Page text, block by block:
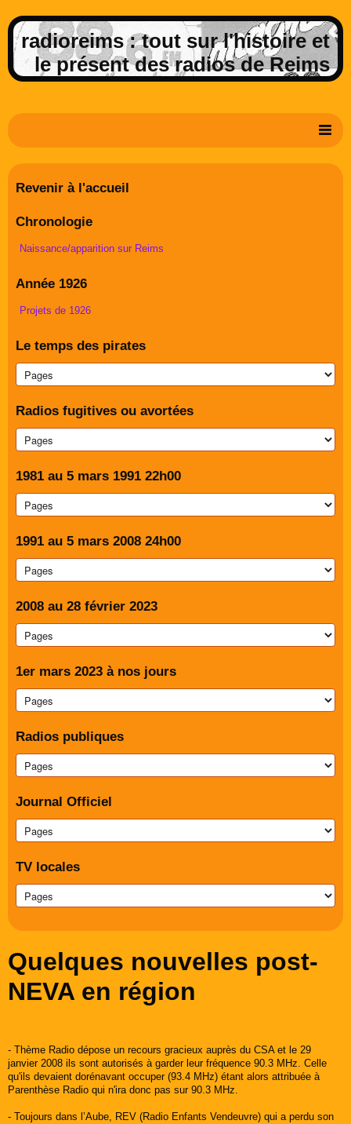
radioreims : tout sur l'histoire et
le présent des radios de Reims
Derniers potins de la FM rémoise
Livre d'or
Contact
Album Photos
Revenir à l'accueil
Chronologie
Naissance/apparition sur Reims
Année 1926
Projets de 1926
Le temps des pirates
Radios fugitives ou avortées
1981 au 5 mars 1991 22h00
1991 au 5 mars 2008 24h00
2008 au 28 février 2023
1er mars 2023 à nos jours
Radios publiques
Journal Officiel
TV locales
Quelques nouvelles post-
NEVA en région
- Thème Radio dépose un recours gracieux auprès du CSA et le 29
janvier 2008 ils sont autorisés à garder leur fréquence 90.3 MHz. Celle
qu'ils devaient dorénavant occuper (93.4 MHz) étant alors attribuée à
Parenthèse Radio qui n'ira donc pas sur 90.3 MHz.
- Toujours dans l’Aube, REV (Radio Enfants Vendeuvre) qui a perdu son